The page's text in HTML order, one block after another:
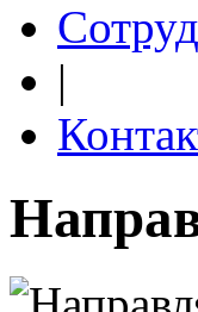
|